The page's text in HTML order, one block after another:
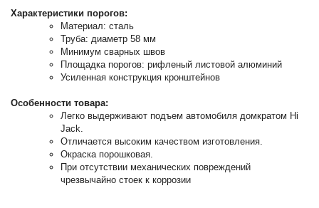
Характеристики порогов:
Материал: сталь
Труба: диаметр 58 мм
Минимум сварных швов
Площадка порогов: рифленый листовой алюминий
Усиленная конструкция кронштейнов
Особенности товара:
Легко выдерживают подъем автомобиля домкратом Hi
Jack.
Отличается высоким качеством изготовления.
Окраска порошковая.
При отсутствии механических повреждений
чрезвычайно стоек к коррозии